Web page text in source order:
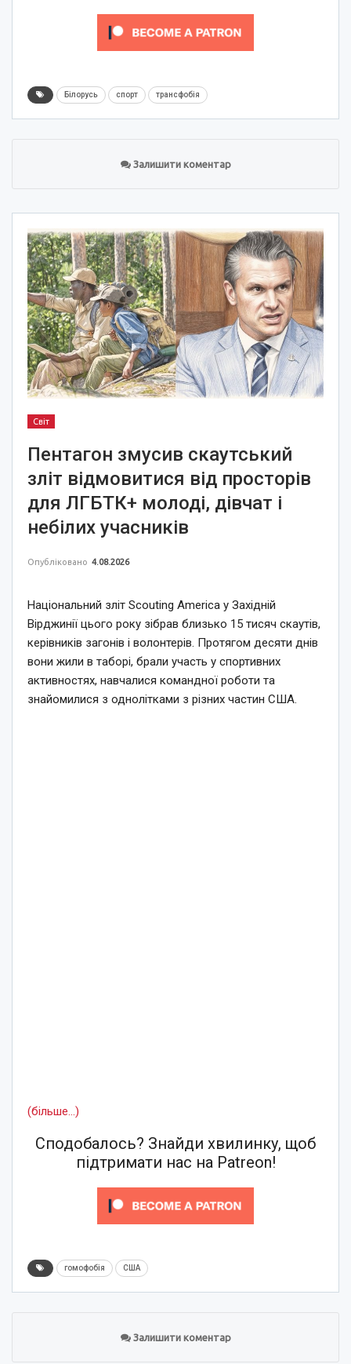
Білорусь спорт трансфобія
Залишити коментар
Світ
Пентагон змусив скаутський
зліт відмовитися від просторів
для ЛГБТК+ молоді, дівчат і
небілих учасників
Опубліковано 4.08.2026
Національний зліт Scouting America у Західній
Вірджинії цього року зібрав близько 15 тисяч скаутів,
керівників загонів і волонтерів. Протягом десяти днів
вони жили в таборі, брали участь у спортивних
активностях, навчалися командної роботи та
знайомилися з однолітками з різних частин США.
(більше…)
Сподобалось? Знайди хвилинку, щоб
підтримати нас на Patreon!
гомофобія США
Залишити коментар